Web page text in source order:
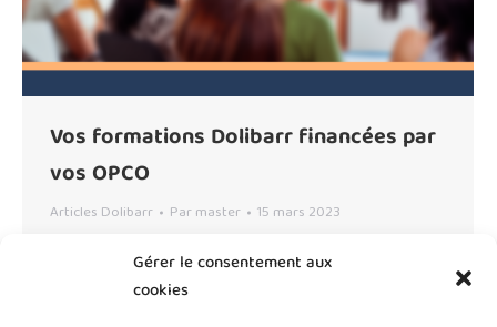
Gérer le consentement aux
cookies
Vos formations Dolibarr financées par
vos OPCO
Articles Dolibarr Parmaster 15 mars 2023
Saviez-vous que grâce à votre adhésion à l’OPCO
(Organisme Paritaire Collecteur Agréé), vous avez
accès à un budget formation annuel valable pour